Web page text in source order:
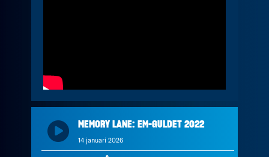
MEMORY LANE: EM-GULDET 2022
14 januari 2026